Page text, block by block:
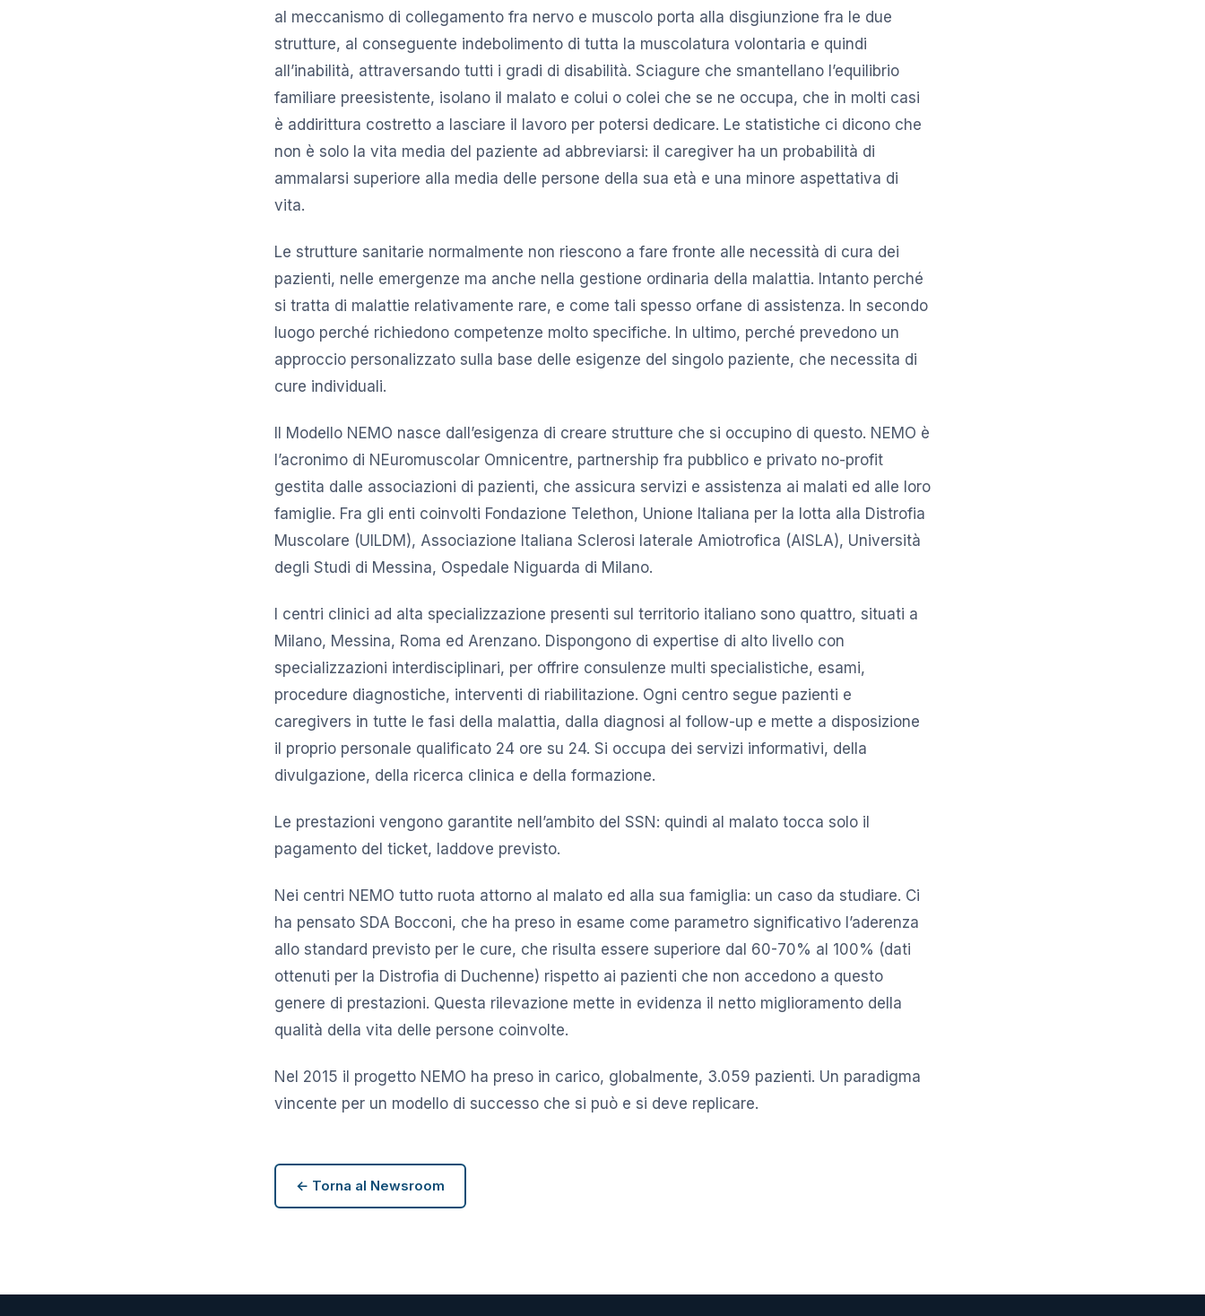
al meccanismo di collegamento fra nervo e muscolo porta alla disgiunzione fra le due
strutture, al conseguente indebolimento di tutta la muscolatura volontaria e quindi
all’inabilità, attraversando tutti i gradi di disabilità. Sciagure che smantellano l’equilibrio
familiare preesistente, isolano il malato e colui o colei che se ne occupa, che in molti casi
è addirittura costretto a lasciare il lavoro per potersi dedicare. Le statistiche ci dicono che
non è solo la vita media del paziente ad abbreviarsi: il caregiver ha un probabilità di
ammalarsi superiore alla media delle persone della sua età e una minore aspettativa di
vita.
Le strutture sanitarie normalmente non riescono a fare fronte alle necessità di cura dei
pazienti, nelle emergenze ma anche nella gestione ordinaria della malattia. Intanto perché
si tratta di malattie relativamente rare, e come tali spesso orfane di assistenza. In secondo
luogo perché richiedono competenze molto specifiche. In ultimo, perché prevedono un
approccio personalizzato sulla base delle esigenze del singolo paziente, che necessita di
cure individuali.
Il Modello NEMO nasce dall’esigenza di creare strutture che si occupino di questo. NEMO è
l’acronimo di NEuromuscolar Omnicentre, partnership fra pubblico e privato no-profit
gestita dalle associazioni di pazienti, che assicura servizi e assistenza ai malati ed alle loro
famiglie. Fra gli enti coinvolti Fondazione Telethon, Unione Italiana per la lotta alla Distrofia
Muscolare (UILDM), Associazione Italiana Sclerosi laterale Amiotrofica (AISLA), Università
degli Studi di Messina, Ospedale Niguarda di Milano.
I centri clinici ad alta specializzazione presenti sul territorio italiano sono quattro, situati a
Milano, Messina, Roma ed Arenzano. Dispongono di expertise di alto livello con
specializzazioni interdisciplinari, per offrire consulenze multi specialistiche, esami,
procedure diagnostiche, interventi di riabilitazione. Ogni centro segue pazienti e
caregivers in tutte le fasi della malattia, dalla diagnosi al follow-up e mette a disposizione
il proprio personale qualificato 24 ore su 24. Si occupa dei servizi informativi, della
divulgazione, della ricerca clinica e della formazione.
Le prestazioni vengono garantite nell’ambito del SSN: quindi al malato tocca solo il
pagamento del ticket, laddove previsto.
Nei centri NEMO tutto ruota attorno al malato ed alla sua famiglia: un caso da studiare. Ci
ha pensato SDA Bocconi, che ha preso in esame come parametro significativo l’aderenza
allo standard previsto per le cure, che risulta essere superiore dal 60-70% al 100% (dati
ottenuti per la Distrofia di Duchenne) rispetto ai pazienti che non accedono a questo
genere di prestazioni. Questa rilevazione mette in evidenza il netto miglioramento della
qualità della vita delle persone coinvolte.
Nel 2015 il progetto NEMO ha preso in carico, globalmente, 3.059 pazienti. Un paradigma
vincente per un modello di successo che si può e si deve replicare.
← Torna al Newsroom